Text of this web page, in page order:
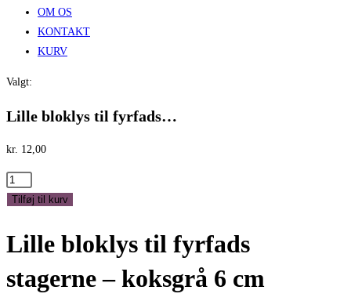
OM OS
KONTAKT
KURV
Valgt:
Lille bloklys til fyrfads…
kr. 12,00
Lille
bloklys
fyrfads
-
Tilføj til kurv
Lille bloklys til fyrfads
stagerne – koksgrå 6 cm